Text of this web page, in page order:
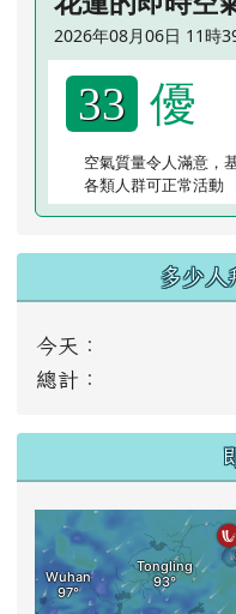
2026年08月06日 11時
33 優
空氣質量令人滿意，
各類人群可正常活動
多少人
今天：
總計：